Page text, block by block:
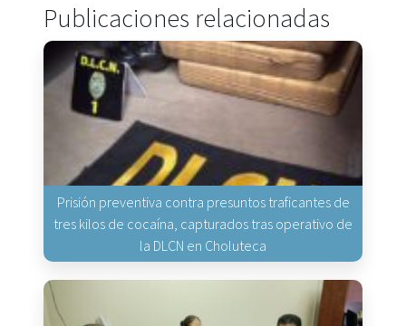
Publicaciones relacionadas
Prisión preventiva contra presuntos traficantes de
tres kilos de cocaína, capturados tras operativo de
la DLCN en Choluteca